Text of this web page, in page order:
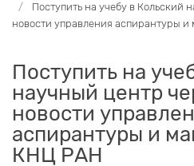
Поступить на учебу в Кольский
новости управления аспирантуры
Поступить на
научный центр
новости
аспирантуры и
КНЦ РАН